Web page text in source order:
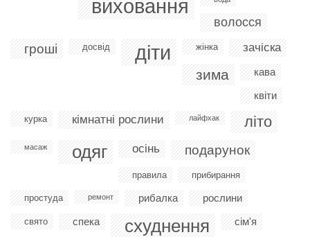
виховання
волосся
гроші досвід діти жінка зачіска
зима
кава
квіти
курка кімнатні рослини лайфхак літо
масаж одяг осінь подарунок
правила прибирання
простуда ремонт рибалка рослини
свято спека схуднення сім'я